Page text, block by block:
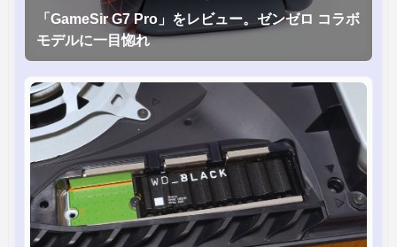
「GameSir G7 Pro」をレビュー。ゼンゼロ コラボ
モデルに一目惚れ